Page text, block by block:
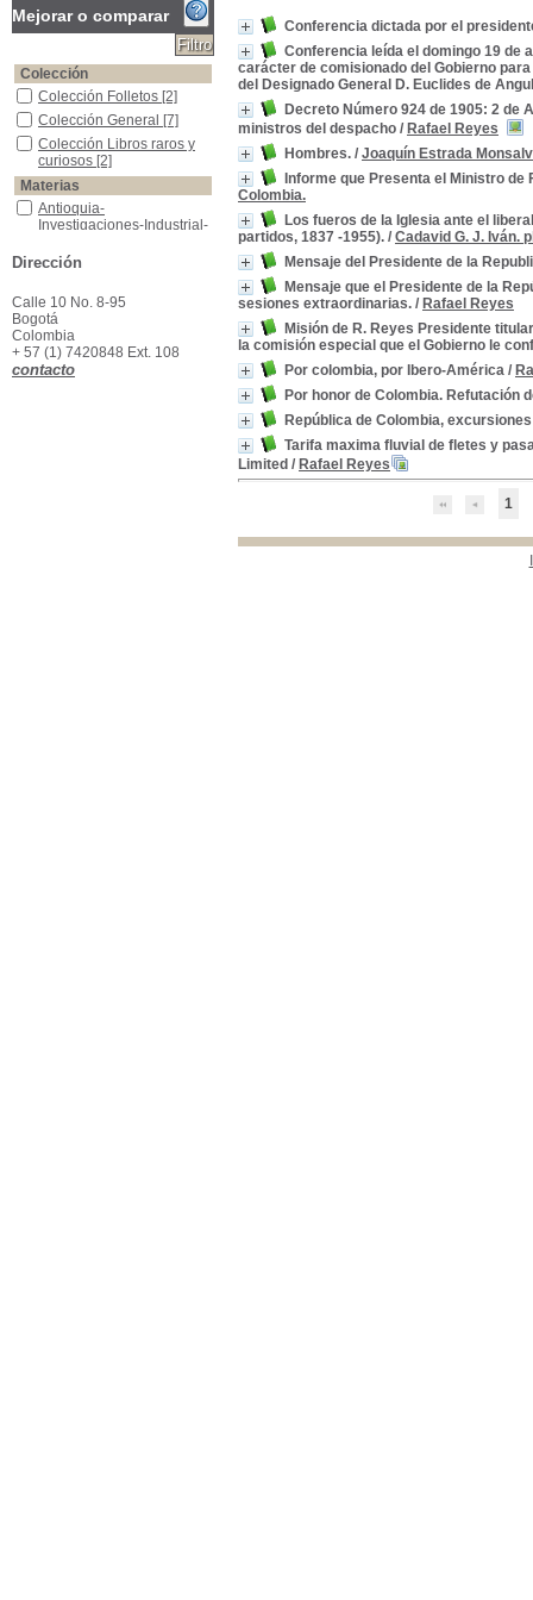
Conferencia dictada por el
Conferencia leída el domingo 19 de
carácter de comisionado del Gobierno
del Designado General D. Euclides de
Decreto Número 924 de 1905: 2 de
ministros del despacho / Rafael Reyes
Hombres. / Joaquín Estrada
Informe que Presenta el Ministro
Colombia.
Los fueros de la Iglesia ante el
partidos, 1837 -1955). / Cadavid G. J. Iván.
Mensaje del Presidente de la
Mensaje que el Presidente de la
sesiones extraordinarias. / Rafael Reyes
Misión de R. Reyes Presidente
la comisión especial que el Gobierno le
Por colombia, por Ibero-América /
Por honor de Colombia. Refutación
República de Colombia,
Tarifa maxima fluvial de fletes y
Limited / Rafael Reyes
1
Mejorar o comparar
Colección
Colección Folletos
Colección Folletos [2]
Colección General
Colección General [7]
Colección Libros raros y curiosos
Colección Libros raros y
curiosos [2]
Materias
Antioquia-Investigaciones-Industrial-Economia
Antioquia-
Investigaciones-Industrial-
Biografías-Colombia
Biografías-Colombia
Colombia - - Conferencia - Presidente - 1908
Colombia - - Conferencia -
Presidente - 1908
Colombia - Historia - separación de Panamá, 1903 - 1904
Colombia - Historia -
separación de Panamá,
1903 - 1904
Colombia - Mensaje Presidencial - 1907
Colombia - Mensajes Presidenciales - 1908
Colombia -Descripciones y viajes -1908
Dirección
Calle 10 No. 8-95
Bogotá
Colombia
+ 57 (1) 7420848 Ext. 108
contacto